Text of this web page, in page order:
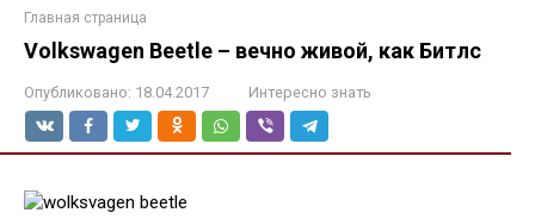
Главная страница
Volkswagen Beetle – вечно живой, как Битлс
Опубликовано: 18.04.2017 Интересно знать